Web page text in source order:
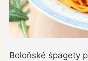
Boloňské špagety